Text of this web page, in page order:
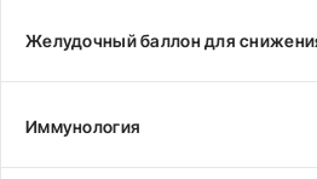
Желудочный баллон для
Иммунология